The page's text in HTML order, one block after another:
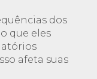
dos
que eles
afeta suas